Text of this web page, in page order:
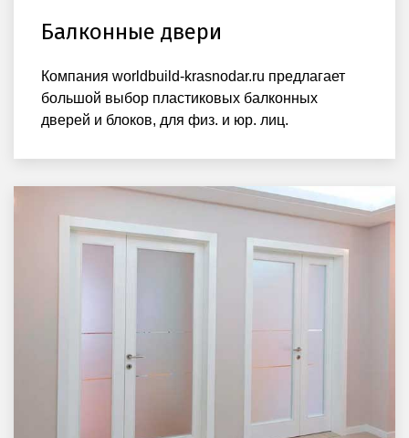
Балконные двери
Компания worldbuild-krasnodar.ru предлагает
большой выбор пластиковых балконных
дверей и блоков, для физ. и юр. лиц.